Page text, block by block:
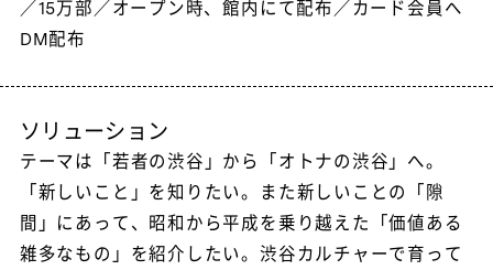
／15万部／オープン時、館内にて配布／カード会員へ
DM配布
ソリューション
テーマは「若者の渋谷」から「オトナの渋谷」へ。
「新しいこと」を知りたい。また新しいことの「隙
間」にあって、昭和から平成を乗り越えた「価値ある
雑多なもの」を紹介したい。渋谷カルチャーで育って